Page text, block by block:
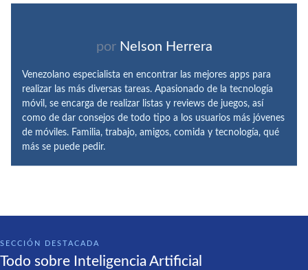
por Nelson Herrera
Venezolano especialista en encontrar las mejores apps para
realizar las más diversas tareas. Apasionado de la tecnología
móvil, se encarga de realizar listas y reviews de juegos, así
como de dar consejos de todo tipo a los usuarios más jóvenes
de móviles. Familia, trabajo, amigos, comida y tecnología, qué
más se puede pedir.
SECCIÓN DESTACADA
Todo sobre Inteligencia Artificial